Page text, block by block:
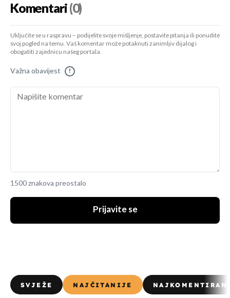
Komentari(0)
Uključite se u raspravu – podijelite svoje mišljenje, postavite pitanja ili ponudite
svoj pogled na temu. Vaš komentar može potaknuti zanimljiv dijalog i
obogatiti zajednicu našeg portala.
Važna obavijest !
1500 znakova preostalo
Prijavite se
SVJEŽE NAJČITANIJE